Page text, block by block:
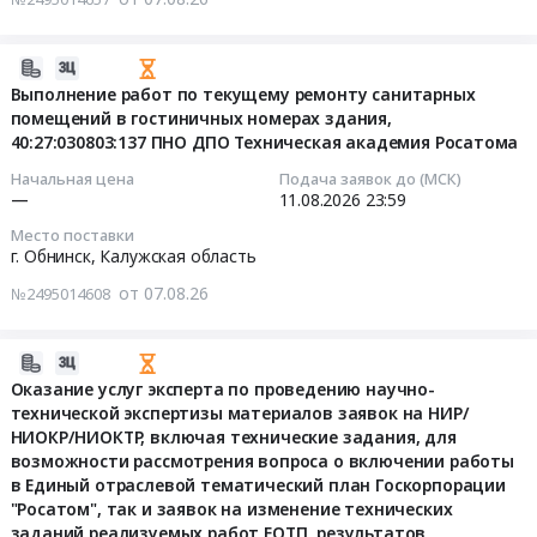
92,
95).
Выполнение работ по текущему ремонту санитарных
помещений в гостиничных номерах здания,
40:27:030803:137 ПНО ДПО Техническая академия Росатома
Начальная цена
—
Подача заявок до (МСК)
11.08.2026 23:59
Место поставки
г. Обнинск, Калужская область
№2495014608 от 07.08.26
Оказание услуг эксперта по проведению научно-
технической экспертизы материалов заявок на НИР/
НИОКР/НИОКТР, включая технические задания, для
возможности рассмотрения вопроса о включении работы
в Единый отраслевой тематический план Госкорпорации
"Росатом", так и заявок на изменение технических